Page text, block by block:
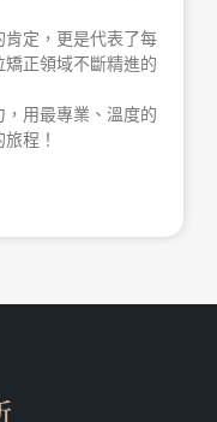
定，更是代表了每
正領域不斷精進的
用最專業、溫度的
程！